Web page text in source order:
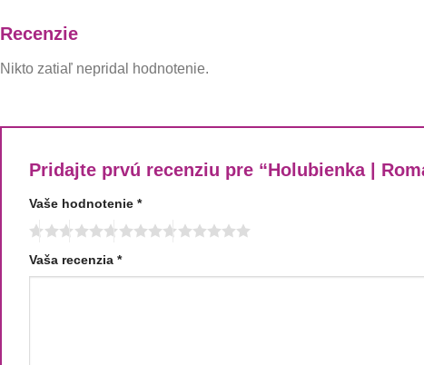
Recenzie
Nikto zatiaľ nepridal hodnotenie.
Pridajte prvú recenziu pre “Holubienka |
Vaše hodnotenie *
Vaša recenzia *